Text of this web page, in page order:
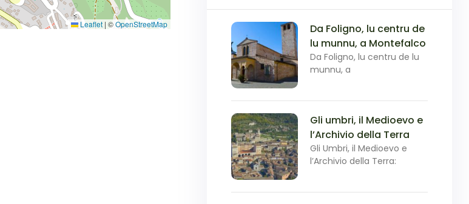
Leaflet | ©OpenStreetMap
Da Foligno, lu centru de
lu munnu, a Montefalco
Da Foligno, lu centru de lu
munnu, a
Gli umbri, il Medioevo e
l’Archivio della Terra
Gli Umbri, il Medioevo e
l’Archivio della Terra: